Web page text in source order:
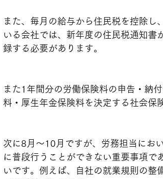
また、毎月の給与から住民税を控除し
いる会社では、新年度の住民税通知書
録する必要があります。
また1年間分の労働保険料の申告・納
料・厚生年金保険料を決定する社会保
次に8月～10月ですが、労務担当にお
に普段行うことができない重要事項で
いです。例えば、自社の就業規則の整